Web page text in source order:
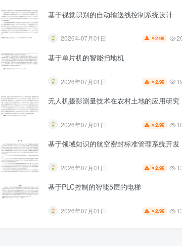
基于视觉识别的自动输送线控制系统设计
2026年07月01日 ￥2.99
基于单片机的智能扫地机
2026年07月01日 ￥2.99
无人机摄影测量技术在农村土地的应用研究
2026年07月01日 ￥2.99
基于领域知识的航空密封标准管理系统开发
2026年07月01日 ￥2.99
基于PLC控制的智能5层的电梯
2026年07月01日 ￥2.99